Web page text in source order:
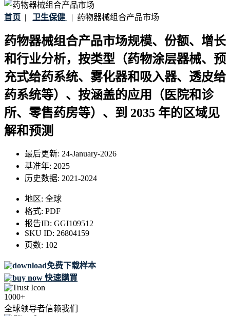
首页 | 卫生保健 | 药物器械组合产品市场
药物器械组合产品市场规模、份额、增长
和行业分析，按类型（药物涂层器械、预
充式给药系统、雾化器和吸入器、透皮给
药系统等）、按涵盖的应用（医院和诊
所、零售药房等）、到 2035 年的区域见
解和预测
最后更新: 24-January-2026
基准年: 2025
历史数据: 2021-2024
地区: 全球
格式: PDF
报告ID: GGI109512
SKU ID: 26804159
页数: 102
免费下载样本
快速購買
1000+
全球领导者信赖我们